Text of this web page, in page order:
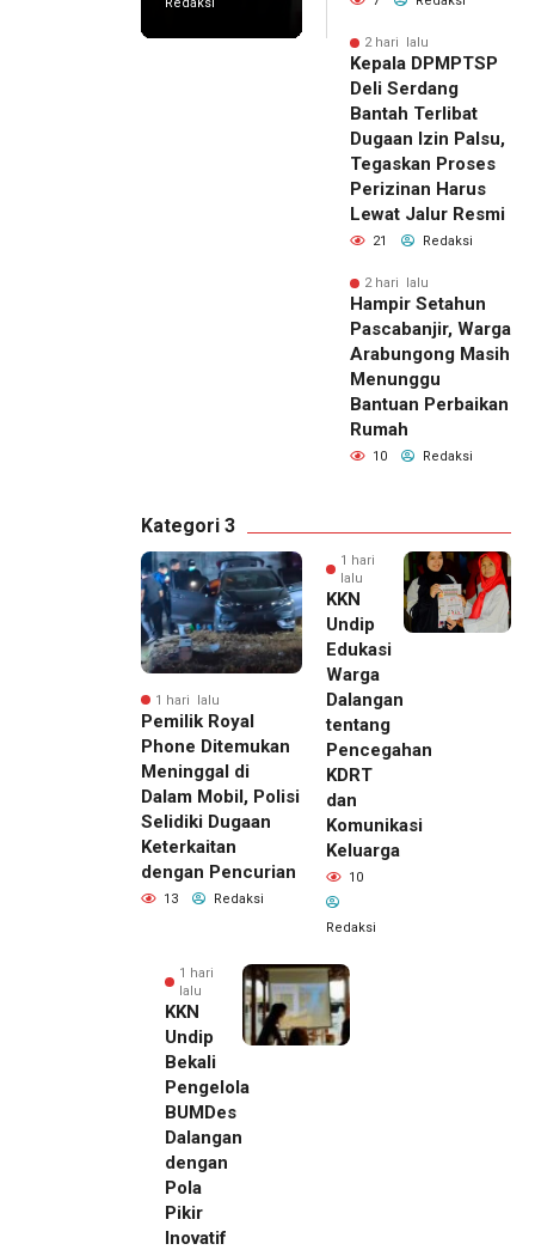
Redaksi
2 hari lalu
Kepala DPMPTSP
Deli Serdang
Bantah Terlibat
Dugaan Izin Palsu,
Tegaskan Proses
Perizinan Harus
Lewat Jalur Resmi
21 Redaksi
2 hari lalu
Hampir Setahun
Pascabanjir, Warga
Arabungong Masih
Menunggu
Bantuan Perbaikan
Rumah
10 Redaksi
Kategori 3
1 hari lalu
Pemilik Royal
Phone Ditemukan
Meninggal di
Dalam Mobil, Polisi
Selidiki Dugaan
Keterkaitan
dengan Pencurian
13 Redaksi
1 hari
lalu
KKN
Undip
Edukasi
Warga
Dalangan
tentang
Pencegahan
KDRT
dan
Komunikasi
Keluarga
10
Redaksi
1 hari
lalu
KKN
Undip
Bekali
Pengelola
BUMDes
Dalangan
dengan
Pola
Pikir
Inovatif